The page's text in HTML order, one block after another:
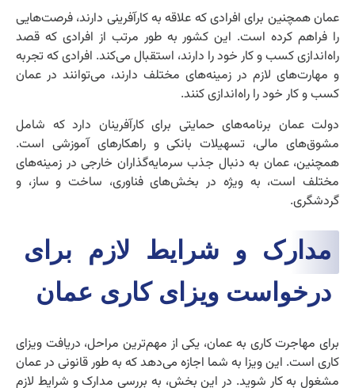
عمان همچنین برای افرادی که علاقه به کارآفرینی دارند، فرصت‌هایی
را فراهم کرده است. این کشور به طور مرتب از افرادی که قصد
راه‌اندازی کسب و کار خود را دارند، استقبال می‌کند. افرادی که تجربه
و مهارت‌های لازم در زمینه‌های مختلف دارند، می‌توانند در عمان
کسب و کار خود را راه‌اندازی کنند.
دولت عمان برنامه‌های حمایتی برای کارآفرینان دارد که شامل
مشوق‌های مالی، تسهیلات بانکی و راهکارهای آموزشی است.
همچنین، عمان به دنبال جذب سرمایه‌گذاران خارجی در زمینه‌های
مختلف است، به ویژه در بخش‌های فناوری، ساخت و ساز، و
گردشگری.
مدارک و شرایط لازم برای
درخواست ویزای کاری عمان
برای مهاجرت کاری به عمان، یکی از مهم‌ترین مراحل، دریافت ویزای
کاری است. این ویزا به شما اجازه می‌دهد که به طور قانونی در عمان
مشغول به کار شوید. در این بخش، به بررسی مدارک و شرایط لازم